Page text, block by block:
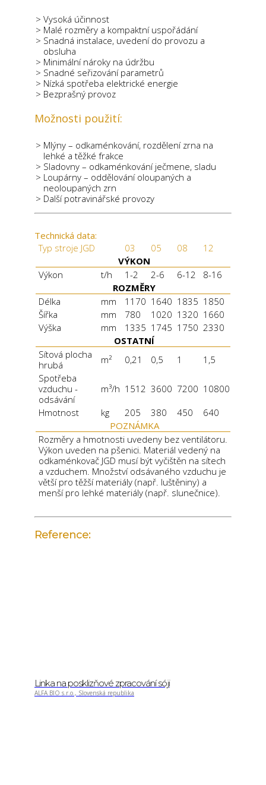
Vysoká účinnost
Malé rozměry a kompaktní uspořádání
Snadná instalace, uvedení do provozu a
obsluha
Minimální nároky na údržbu
Snadné seřizování parametrů
Nízká spotřeba elektrické energie
Bezprašný provoz
Možnosti použití:
Mlýny – odkaménkování, rozdělení zrna na
lehké a těžké frakce
Sladovny – odkaménkování ječmene, sladu
Loupárny – oddělování oloupaných a
neoloupaných zrn
Další potravinářské provozy
Technická data:
Typ stroje JGD
03 05 08
12
VÝKON
Výkon
t/h 1-2 2-6 6-12
8-16
ROZMĚRY
Délka
mm 1170 1640 1835 1850
Šířka
mm 780 1020 1320 1660
Výška
mm 1335 1745 1750 2330
OSTATNÍ
Sítová plocha
hrubá
m² 0,21 0,5 1
1,5
Spotřeba
vzduchu -
odsávání
m³/h 1512 3600 7200 10800
Hmotnost
kg 205 380 450
640
POZNÁMKA
Rozměry a hmotnosti uvedeny bez ventilátoru.
Výkon uveden na pšenici. Materiál vedený na
odkaménkovač JGD musí být vyčištěn na sítech
a vzduchem. Množství odsávaného vzduchu je
větší pro těžší materiály (např. luštěniny) a
menší pro lehké materiály (např. slunečnice).
Reference:
Linka na posklizňové zpracování sóji
ALFA BIO s.r.o., Slovenská republika